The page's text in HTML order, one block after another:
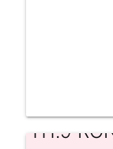
111.9